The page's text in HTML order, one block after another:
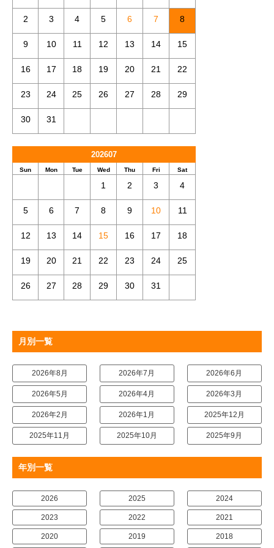
2 3 4 5 6 7 8
9 10 11 12 13 14 15
16 17 18 19 20 21 22
23 24 25 26 27 28 29
30 31
202607
Sun Mon Tue Wed Thu Fri Sat
1 2 3 4
5 6 7 8 9 10 11
12 13 14 15 16 17 18
19 20 21 22 23 24 25
26 27 28 29 30 31
月別一覧
2026年8月 2026年7月 2026年6月
2026年5月 2026年4月 2026年3月
2026年2月 2026年1月 2025年12月
2025年11月 2025年10月 2025年9月
年別一覧
2026 2025 2024
2023 2022 2021
2020 2019 2018